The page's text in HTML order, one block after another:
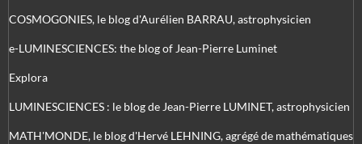
COSMOGONIES, le blog d'Aurélien BARRAU, astrophysicien
e-LUMINESCIENCES: the blog of Jean-Pierre Luminet
Explora
LUMINESCIENCES : le blog de Jean-Pierre LUMINET, astrophysicien
MATH'MONDE, le blog d'Hervé LEHNING, agrégé de mathématiques